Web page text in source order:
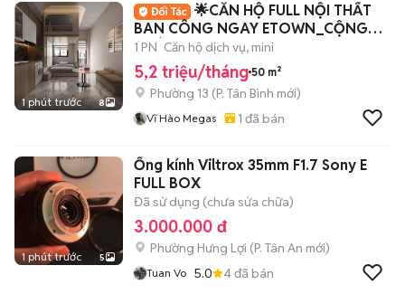
1 phút trước 8
🌟CĂN HỘ FULL NỘI THẤT
BAN CÔNG NGAY ETOWN_CỘNG
HOÀ
1 PN Căn hộ dịch vụ, mini
5,2 triệu/tháng 50 m²
Phường 13 (P. Tân Bình mới)
Vĩ Hào Megas 1 đã bán
1 phút trước 5
Ống kính Viltrox 35mm F1.7 Sony E
FULL BOX
Đã sử dụng (chưa sửa chữa)
3.000.000 đ
Phường Hưng Lợi (P. Tân An mới)
Tuan Vo 5.0 4đã bán